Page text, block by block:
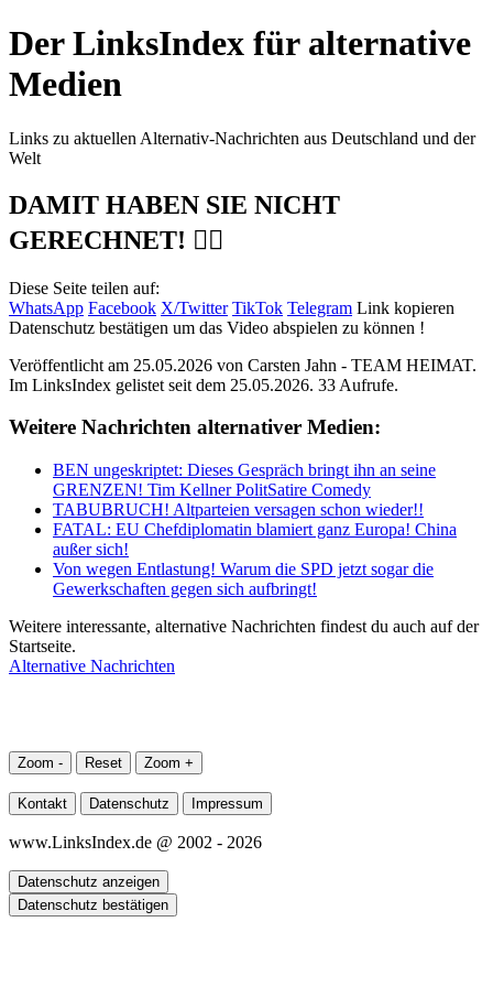
Der LinksIndex für alternative
Medien
Links zu aktuellen Alternativ-Nachrichten aus Deutschland und der
Welt
DAMIT HABEN SIE NICHT
GERECHNET! 👍🏻
Diese Seite teilen auf:
WhatsApp Facebook X/Twitter TikTok Telegram Link kopieren
Datenschutz bestätigen um das Video abspielen zu können !
Veröffentlicht am 25.05.2026 von Carsten Jahn - TEAM HEIMAT.
Im LinksIndex gelistet seit dem 25.05.2026. 33 Aufrufe.
Weitere Nachrichten alternativer Medien:
BEN ungeskriptet: Dieses Gespräch bringt ihn an seine
GRENZEN! Tim Kellner PolitSatire Comedy
TABUBRUCH! Altparteien versagen schon wieder!!
FATAL: EU Chefdiplomatin blamiert ganz Europa! China
außer sich!
Von wegen Entlastung! Warum die SPD jetzt sogar die
Gewerkschaften gegen sich aufbringt!
Weitere interessante, alternative Nachrichten findest du auch auf der
Startseite.
Alternative Nachrichten
Zoom - Reset Zoom +
Kontakt Datenschutz Impressum
www.LinksIndex.de @ 2002 - 2026
Datenschutz anzeigen
Datenschutz bestätigen